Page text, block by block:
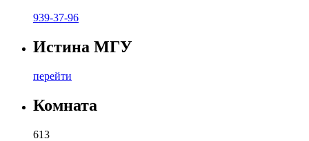
939-37-96
Истина МГУ
перейти
Комната
613